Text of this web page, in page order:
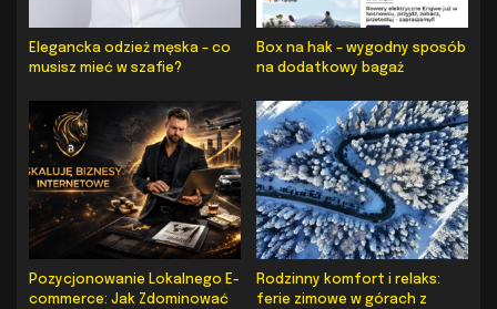
Elegancka odzież męska – co
musisz mieć w szafie?
Box na hak – wygodny sposób
na dodatkowy bagaż
Pozycjonowanie Lokalnego E-
commerce: Jak Zdominować
Rodzinny komfort i relaks:
ferie zimowe w górach z